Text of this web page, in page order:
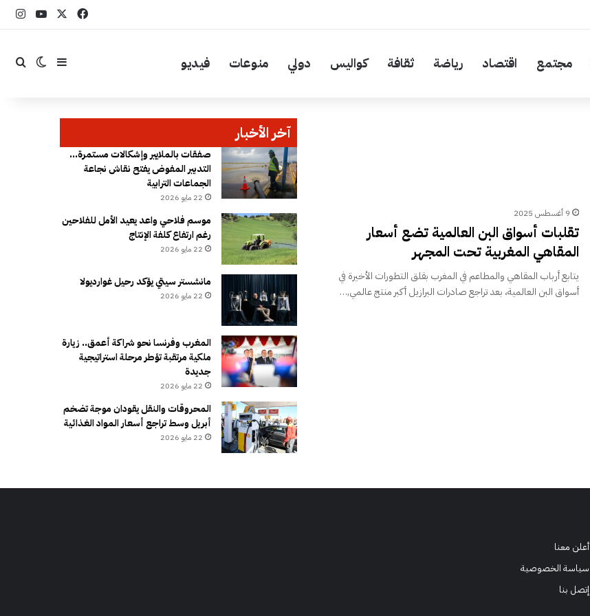
فيسبوك
مجتمع اقتصاد رياضة ثقافة كواليس دولي منوعات فيديو إضافة عمود
الوضع
9 أغسطس 2025
تقلبات أسواق البن العالمية تضع أسعار
المقاهي المغربية تحت المجهر
يتابع أرباب المقاهي والمطاعم في المغرب بقلق التطورات الأخيرة في
أسواق البن العالمية، بعد تراجع صادرات البرازيل أكبر منتج عالمي,…
آخر الأخبار
صفقات بالملايير وإشكالات مستمرة…
التدبير المفوض يفتح نقاش نجاعة
الجماعات الترابية
22 مايو 2026
موسم فلاحي واعد يعيد الأمل للفلاحين
رغم ارتفاع كلفة الإنتاج
22 مايو 2026
مانشستر سيتي يؤكد رحيل غوارديولا
22 مايو 2026
المغرب وفرنسا نحو شراكة أعمق.. زيارة
ملكية مرتقبة تؤطر مرحلة استراتيجية
جديدة
22 مايو 2026
المحروقات والنقل يقودان موجة تضخم
أبريل وسط تراجع أسعار المواد الغذائية
22 مايو 2026
أعلن معنا
سياسة الخصوصية
إتصل بنا